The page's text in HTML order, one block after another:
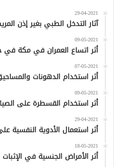
29-04-2021
آثار التدخل الطبي بغير إذن
09-05-2021
أثر اتساع العمران في مكة
07-05-2021
أثر استخدام الدهونات
09-05-2021
أثر استخدام القسطرة على
29-04-2021
أثر استعمال الأدوية النفسية
18-05-2021
أثر الأمراض الجنسية في الإثبات